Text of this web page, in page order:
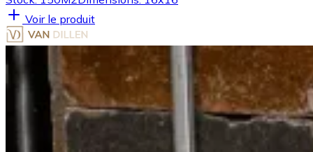
Voir le produit